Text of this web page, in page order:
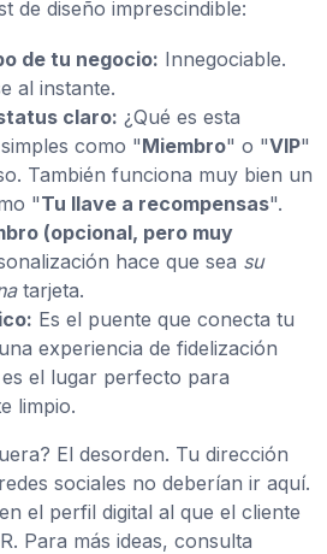
de diseño imprescindible:
de tu negocio: Innegociable.
al instante.
claro: ¿Qué es esta
como "Miembro" o "VIP"
También funciona muy bien un
"Tu llave a recompensas".
(opcional, pero muy
hace que sea su
tarjeta.
Es el puente que conecta tu
experiencia de fidelización
el lugar perfecto para
limpio.
El desorden. Tu dirección
sociales no deberían ir aquí.
el perfil digital al que el cliente
Para más ideas, consulta